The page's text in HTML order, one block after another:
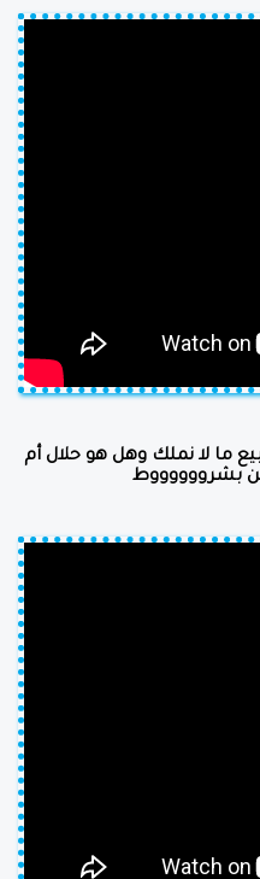
ما لا نملك وهل هو حلال أم
بشرووووووط